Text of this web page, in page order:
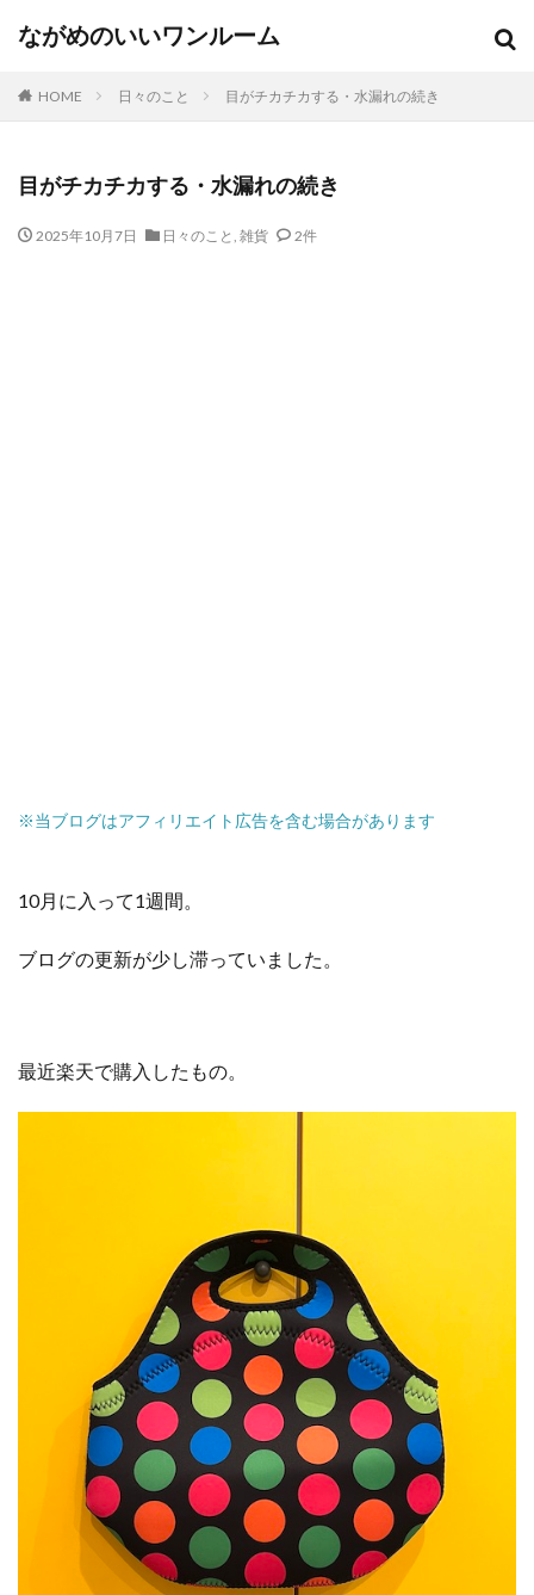
ながめのいいワンルーム
HOME 日々のこと 目がチカチカする・水漏れの続き
目がチカチカする・水漏れの続き
2025年10月7日 日々のこと , 雑貨 2件
※当ブログはアフィリエイト広告を含む場合があります
10月に入って1週間。
ブログの更新が少し滞っていました。
最近楽天で購入したもの。